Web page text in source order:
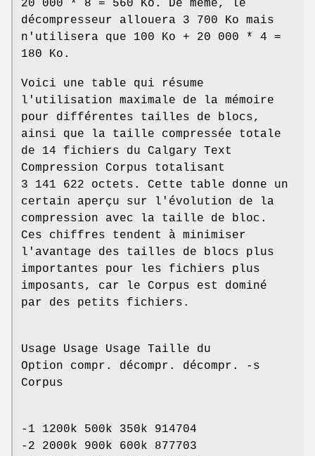
20 000 * 8 = 560 Ko. De même, le
décompresseur allouera 3 700 Ko mais
n'utilisera que 100 Ko + 20 000 * 4 =
180 Ko.
Voici une table qui résume
l'utilisation maximale de la mémoire
pour différentes tailles de blocs,
ainsi que la taille compressée totale
de 14 fichiers du Calgary Text
Compression Corpus totalisant
3 141 622 octets. Cette table donne un
certain aperçu sur l'évolution de la
compression avec la taille de bloc.
Ces chiffres tendent à minimiser
l'avantage des tailles de blocs plus
importantes pour les fichiers plus
imposants, car le Corpus est dominé
par des petits fichiers.
Usage Usage Usage Taille du
Option compr. décompr. décompr. -s
Corpus
-1 1200k 500k 350k 914704
-2 2000k 900k 600k 877703